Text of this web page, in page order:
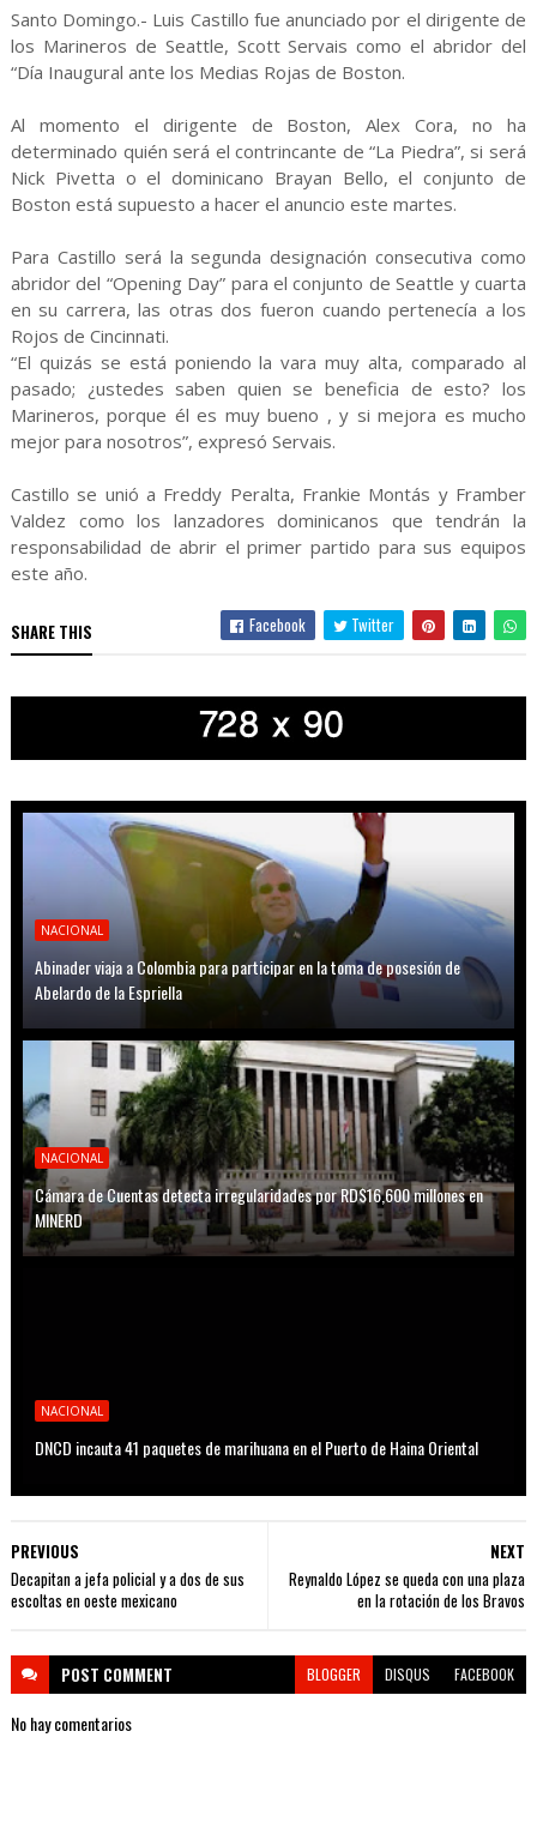
Santo Domingo.- Luis Castillo fue anunciado por el dirigente de
los Marineros de Seattle, Scott Servais como el abridor del
“Día Inaugural ante los Medias Rojas de Boston.
Al momento el dirigente de Boston, Alex Cora, no ha
determinado quién será el contrincante de “La Piedra”, si será
Nick Pivetta o el dominicano Brayan Bello, el conjunto de
Boston está supuesto a hacer el anuncio este martes.
Para Castillo será la segunda designación consecutiva como
abridor del “Opening Day” para el conjunto de Seattle y cuarta
en su carrera, las otras dos fueron cuando pertenecía a los
Rojos de Cincinnati.
“El quizás se está poniendo la vara muy alta, comparado al
pasado; ¿ustedes saben quien se beneficia de esto? los
Marineros, porque él es muy bueno , y si mejora es mucho
mejor para nosotros”, expresó Servais.
Castillo se unió a Freddy Peralta, Frankie Montás y Framber
Valdez como los lanzadores dominicanos que tendrán la
responsabilidad de abrir el primer partido para sus equipos
este año.
SHARE THIS Facebook Twitter
NACIONAL
Abinader viaja a Colombia para participar en la toma de posesión de
Abelardo de la Espriella
NACIONAL
Cámara de Cuentas detecta irregularidades por RD$16,600 millones en
MINERD
NACIONAL
DNCD incauta 41 paquetes de marihuana en el Puerto de Haina Oriental
NEXT
Reynaldo López se queda con una plaza
en la rotación de los Bravos
PREVIOUS
Decapitan a jefa policial y a dos de sus
escoltas en oeste mexicano
POST COMMENT BLOGGER DISQUS FACEBOOK
No hay comentarios